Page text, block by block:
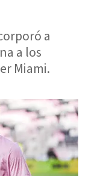
a
a los
Miami.